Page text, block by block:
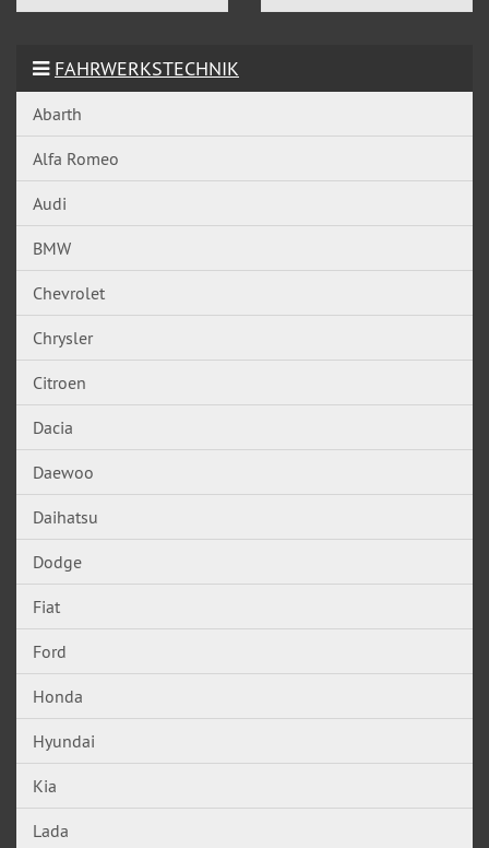
FAHRWERKSTECHNIK
Abarth
Alfa Romeo
Audi
BMW
Chevrolet
Chrysler
Citroen
Dacia
Daewoo
Daihatsu
Dodge
Fiat
Ford
Honda
Hyundai
Kia
Lada